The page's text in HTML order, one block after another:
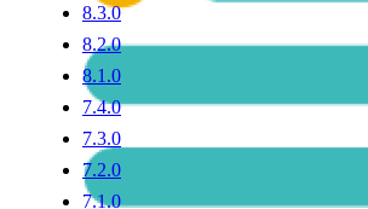
8.3.0
8.2.0
8.1.0
7.4.0
7.3.0
7.2.0
7.1.0